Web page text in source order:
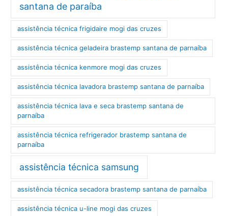
santana de paraíba
assistência técnica frigidaire mogi das cruzes
assistência técnica geladeira brastemp santana de parnaíba
assistência técnica kenmore mogi das cruzes
assistência técnica lavadora brastemp santana de parnaíba
assistência técnica lava e seca brastemp santana de
parnaíba
assistência técnica refrigerador brastemp santana de
parnaíba
assistência técnica samsung
assistência técnica secadora brastemp santana de parnaíba
assistência técnica u-line mogi das cruzes